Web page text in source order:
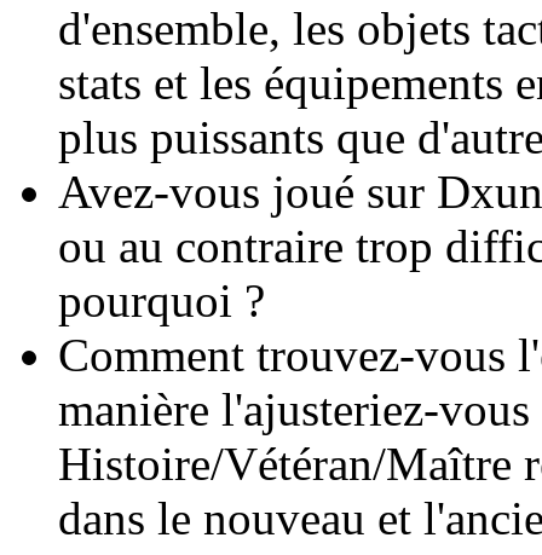
d'ensemble, les objets
stats et les équipements
plus puissants que
Avez-vous joué sur
ou au contraire trop
pourquoi ?
Comment trouvez-vous
manière l'ajusteriez-vous
Histoire/Vétéran/Maître
dans le nouveau et